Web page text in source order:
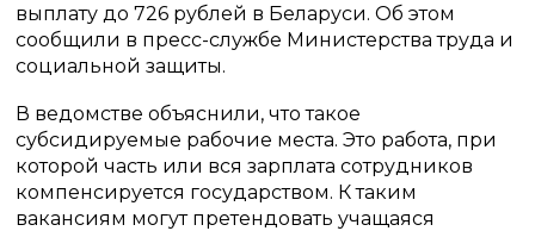
выплату до 726 рублей в Беларуси. Об этом
сообщили в пресс-службе Министерства труда и
социальной защиты.
В ведомстве объяснили, что такое
субсидируемые рабочие места. Это работа, при
которой часть или вся зарплата сотрудников
компенсируется государством. К таким
вакансиям могут претендовать учащаяся